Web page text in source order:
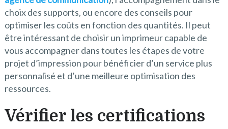
choix des supports, ou encore des conseils pour
optimiser les coûts en fonction des quantités. Il peut
être intéressant de choisir un imprimeur capable de
vous accompagner dans toutes les étapes de votre
projet d’impression pour bénéficier d’un service plus
personnalisé et d’une meilleure optimisation des
ressources.
Vérifier les certifications